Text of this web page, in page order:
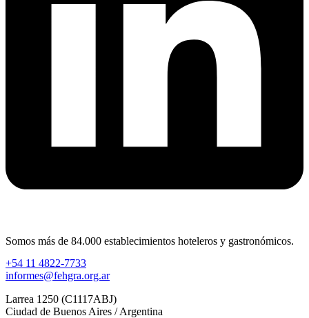
Somos más de 84.000 establecimientos hoteleros y gastronómicos.
+54 11 4822-7733
informes@fehgra.org.ar
Larrea 1250 (C1117ABJ)
Ciudad de Buenos Aires / Argentina